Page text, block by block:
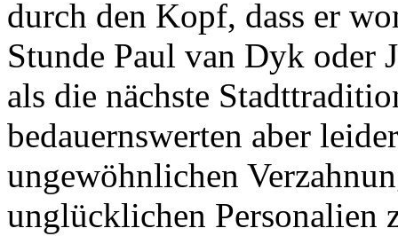
durch den Kopf, dass er
Stunde Paul van Dyk oder
als die nächste
bedauernswerten aber
ungewöhnlichen
unglücklichen Personalien